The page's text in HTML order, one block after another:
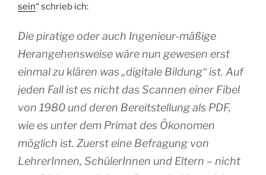
sein“ schrieb ich:
Die piratige oder auch Ingenieur-mäßige
Herangehensweise wäre nun gewesen erst
einmal zu klären was „digitale Bildung“ ist. Auf
jeden Fall ist es nicht das Scannen einer Fibel
von 1980 und deren Bereitstellung als PDF,
wie es unter dem Primat des Ökonomen
möglich ist. Zuerst eine Befragung von
LehrerInnen, SchülerInnen und Eltern – nicht